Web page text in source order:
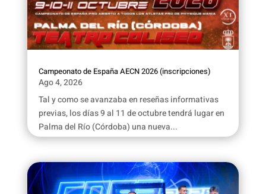
Campeonato de España AECN 2026 (inscripciones)
Ago 4, 2026
Tal y como se avanzaba en reseñas informativas
previas, los días 9 al 11 de octubre tendrá lugar en
Palma del Río (Córdoba) una nueva...